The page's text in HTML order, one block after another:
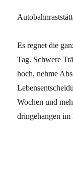
Es regnet die
Tag. Schwere
hoch, nehme
Wochen und
dringehangen im